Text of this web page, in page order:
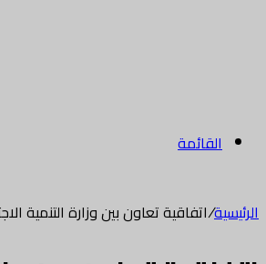
القائمة
الرئيسية/اتفاقية تعاون بين وزارة التنمية